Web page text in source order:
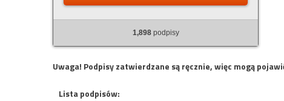
1,898podpisy
Uwaga! Podpisy zatwierdzane są ręcznie, więc mogą
Lista podpisów: